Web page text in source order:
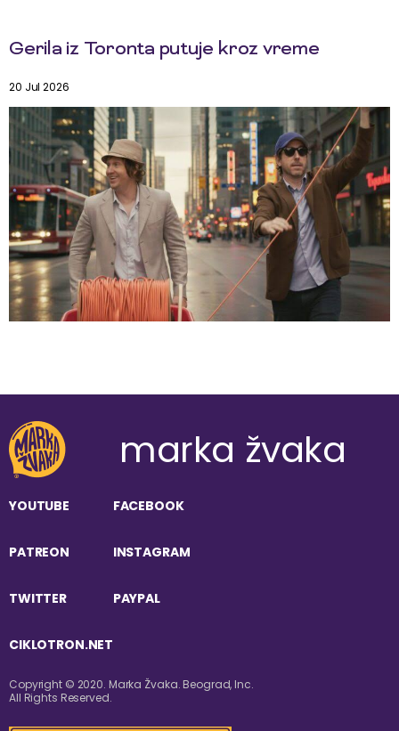
Gerila iz Toronta putuje kroz vreme
20 Jul 2026
marka žvaka
YOUTUBE FACEBOOK
PATREON INSTAGRAM
TWITTER PAYPAL
CIKLOTRON.NET
Copyright © 2020. Marka Žvaka. Beograd, Inc.
All Rights Reserved.